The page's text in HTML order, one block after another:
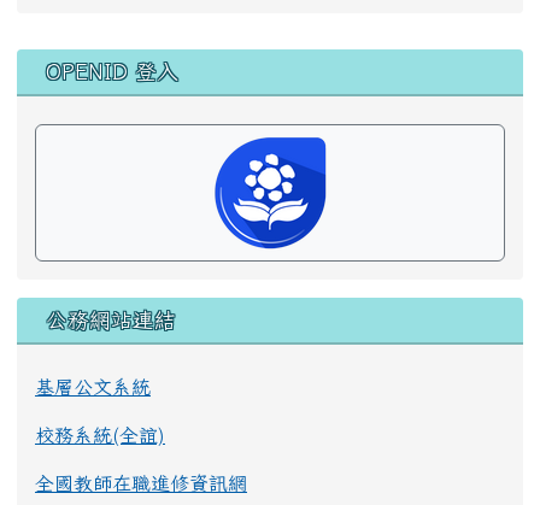
右邊區域內容
OPENID 登入
公務網站連結
基層公文系統
校務系統(全誼)
全國教師在職進修資訊網